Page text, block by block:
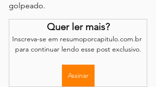
golpeado.
Quer ler mais?
Inscreva-se em resumoporcapitulo.com.br
para continuar lendo esse post exclusivo.
Assinar